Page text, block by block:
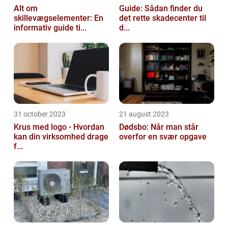
Alt om
skillevægselementer: En
informativ guide ti...
Guide: Sådan finder du
det rette skadecenter til
d...
31 october 2023
Krus med logo - Hvordan
kan din virksomhed drage
f...
21 august 2023
Dødsbo: Når man står
overfor en svær opgave